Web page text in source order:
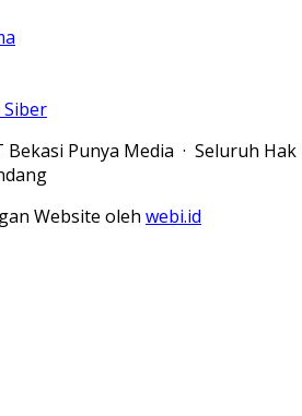
Siber
Punya Media · Seluruh Hak
Website oleh webi.id